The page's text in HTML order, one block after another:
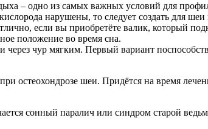
– одно из самых важных условий для
нарушены, то следует создать для
если вы приобретёте валик, который
положение во время сна.
чур мягким. Первый вариант
остеохондрозе шеи. Придётся на время
сонный паралич или синдром старой